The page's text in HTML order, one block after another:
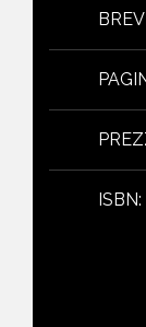
ISBN: